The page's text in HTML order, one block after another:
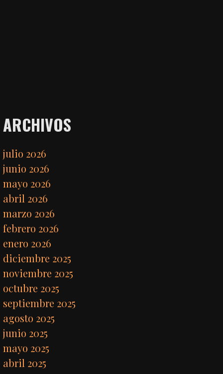
ARCHIVOS
julio 2026
junio 2026
mayo 2026
abril 2026
marzo 2026
febrero 2026
enero 2026
diciembre 2025
noviembre 2025
octubre 2025
septiembre 2025
agosto 2025
junio 2025
mayo 2025
abril 2025